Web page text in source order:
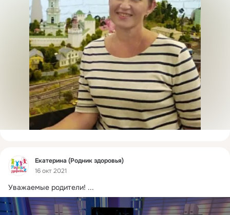
Фид
Екатерина (Родник здоровья)
16 окт 2021
Уважаемые родители! ...